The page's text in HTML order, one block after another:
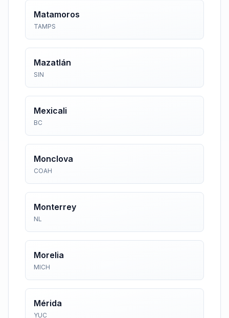
Matamoros
TAMPS
Mazatlán
SIN
Mexicali
BC
Monclova
COAH
Monterrey
NL
Morelia
MICH
Mérida
YUC